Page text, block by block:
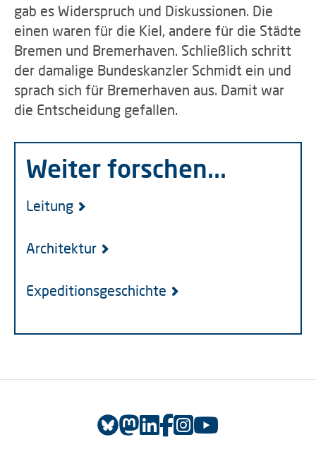
gab es Widerspruch und Diskussionen. Die
einen waren für die Kiel, andere für die Städte
Bremen und Bremerhaven. Schließlich schritt
der damalige Bundeskanzler Schmidt ein und
sprach sich für Bremerhaven aus. Damit war
die Entscheidung gefallen.
Weiter forschen...
Leitung
Architektur
Expeditionsgeschichte